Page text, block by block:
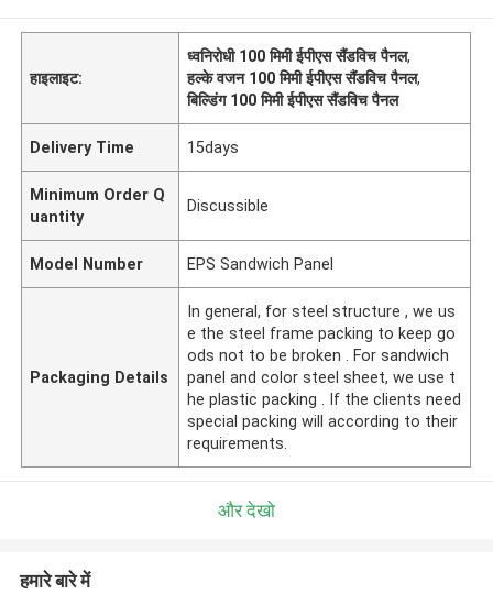
हाइलाइट:
ध्वनिरोधी 100 मिमी ईपीएस सैंडविच पैनल,
हल्के वजन 100 मिमी ईपीएस सैंडविच पैनल,
बिल्डिंग 100 मिमी ईपीएस सैंडविच पैनल
Delivery Time 15days
Minimum Order Q
uantity
Discussible
Model Number EPS Sandwich Panel
Packaging Details
In general, for steel structure , we us
e the steel frame packing to keep go
ods not to be broken . For sandwich
panel and color steel sheet, we use t
he plastic packing . If the clients need
special packing will according to their
requirements.
और देखो
हमारे बारे में